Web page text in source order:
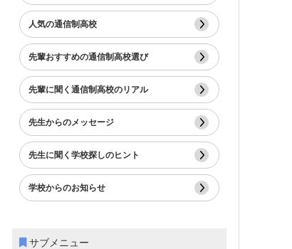
人気の通信制高校
先輩おすすめの通信制高校選び
先輩に聞く通信制高校のリアル
先生からのメッセージ
先生に聞く学校探しのヒント
学校からのお知らせ
サブメニュー